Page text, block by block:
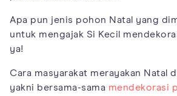
Apa pun jenis pohon Natal yang
untuk mengajak Si Kecil
ya!
Cara masyarakat merayakan Natal
yakni bersama-sama mendekorasi